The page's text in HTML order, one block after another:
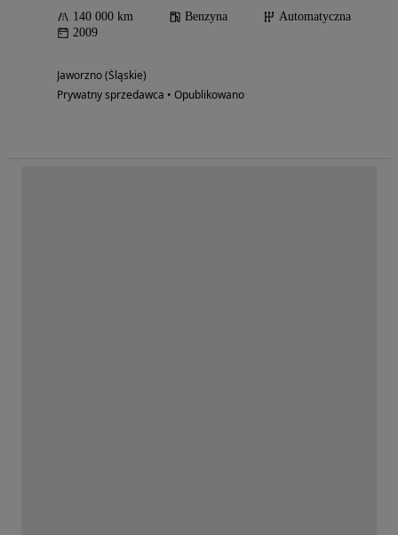
140 000 km Benzyna
Automatyczna
2009
Jaworzno (Śląskie)
Prywatny sprzedawca • Opublikowano